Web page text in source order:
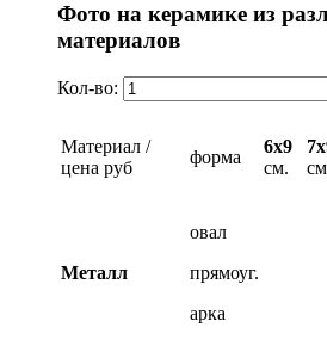
Фото на керамике из
материалов
Кол-во:
Материал /
цена руб
форма
6х9
см.
Металл
овал
прямоуг.
арка